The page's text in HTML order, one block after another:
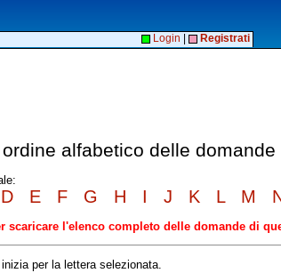
Login Registrati
alfabetico delle
D E F G H I J K L M
scaricare l'elenco completo delle domande di
per la lettera selezionata.